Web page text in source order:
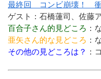
最終回 コンビ崩壊！
ゲスト：石橋蓮司、佐藤
百合子さん的見どころ ：
亜矢さん的な見どころ ：
その他の見どころは？
：